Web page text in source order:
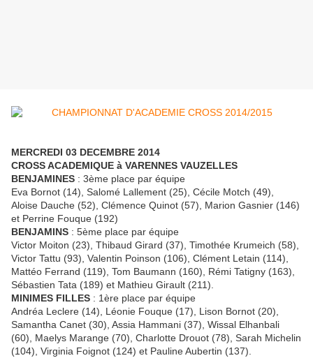
MERCREDI 03 DECEMBRE 2014
CROSS ACADEMIQUE à VARENNES VAUZELLES
BENJAMINES : 3ème place par équipe
Eva Bornot (14), Salomé Lallement (25), Cécile Motch (49),
Aloise Dauche (52), Clémence Quinot (57), Marion Gasnier (146)
et Perrine Fouque (192)
BENJAMINS : 5ème place par équipe
Victor Moiton (23), Thibaud Girard (37), Timothée Krumeich (58),
Victor Tattu (93), Valentin Poinson (106), Clément Letain (114),
Mattéo Ferrand (119), Tom Baumann (160), Rémi Tatigny (163),
Sébastien Tata (189) et Mathieu Girault (211).
MINIMES FILLES : 1ère place par équipe
Andréa Leclere (14), Léonie Fouque (17), Lison Bornot (20),
Samantha Canet (30), Assia Hammani (37), Wissal Elhanbali
(60), Maelys Marange (70), Charlotte Drouot (78), Sarah Michelin
(104), Virginia Foignot (124) et Pauline Aubertin (137).